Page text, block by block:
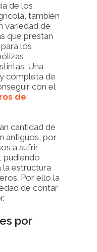
de los
también
variedad de
que prestan
los
Una
completa de
con el
de
cantidad de
antiguos, por
a sufrir
pudiendo
la estructura
Por ello la
de contar
por